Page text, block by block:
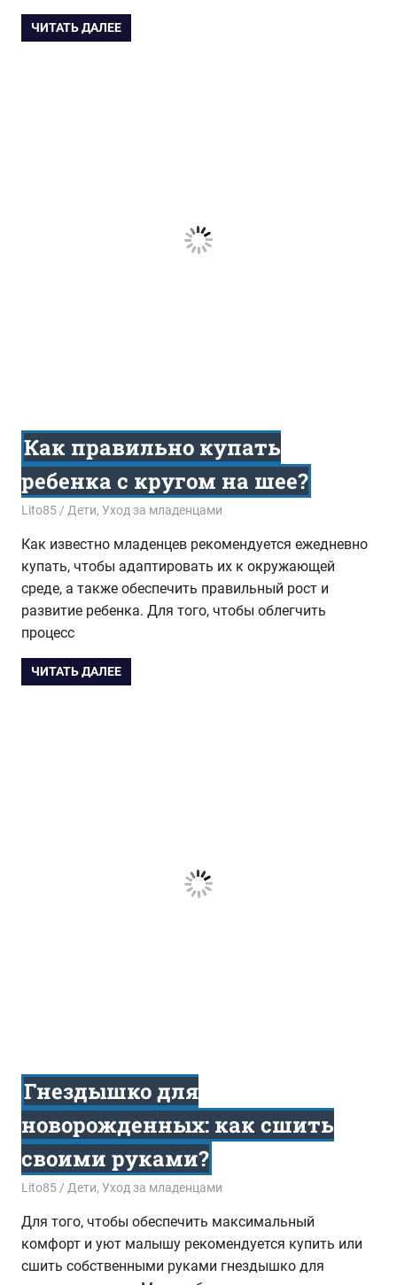
ЧИТАТЬ ДАЛЕЕ
Как правильно купать
ребенка с кругом на шее?
14.04.2017
Lito85 Дети, Уход за младенцами
Как известно младенцев рекомендуется ежедневно
купать, чтобы адаптировать их к окружающей
среде, а также обеспечить правильный рост и
развитие ребенка. Для того, чтобы облегчить
процесс
ЧИТАТЬ ДАЛЕЕ
Гнездышко для
новорожденных: как сшить
своими руками?
20.02.2017
Lito85 Дети, Уход за младенцами
Для того, чтобы обеспечить максимальный
комфорт и уют малышу рекомендуется купить или
сшить собственными руками гнездышко для